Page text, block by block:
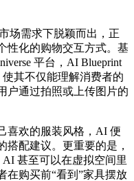
需求下脱颖而出，正
性化的购物交互方式。基
平台，AI Blueprint
其不仅能理解消费者的
户通过拍照或上传图片的
欢的服装风格，AI 便
搭配建议。更重要的是，
AI 甚至可以在虚拟空间里
在购买前“看到”家具摆放